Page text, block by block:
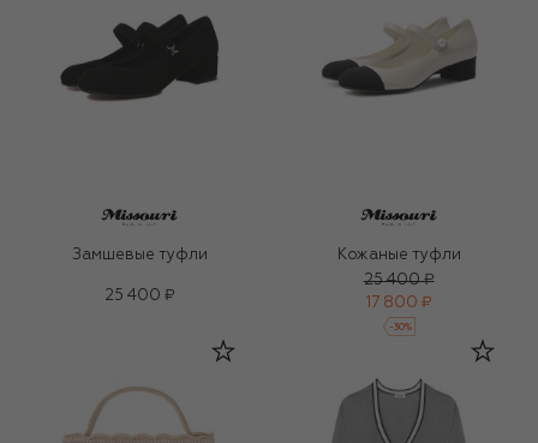
Замшевые туфли
25 400 ₽
Кожаные туфли
25 400 ₽
17 800 ₽
-30%